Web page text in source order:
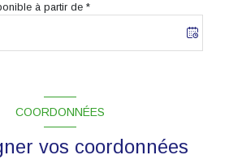
à partir de *
COORDONNÉES
vos coordonnées